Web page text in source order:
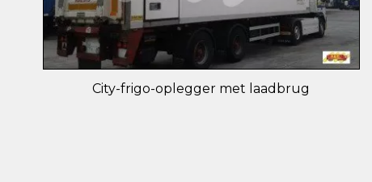
City-frigo-oplegger met laadbrug